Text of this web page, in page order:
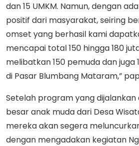
dan 15 UMKM. Namun, dengan
positif dari masyarakat, seiring
omset yang berhasil kami
mencapai total 150 hingga 180
melibatkan 150 pemuda dan juga
di Pasar Blumbang Mataram,”
Setelah program yang dijalankan
besar anak muda dari Desa
mereka akan segera
dengan mengadakan kegiatan